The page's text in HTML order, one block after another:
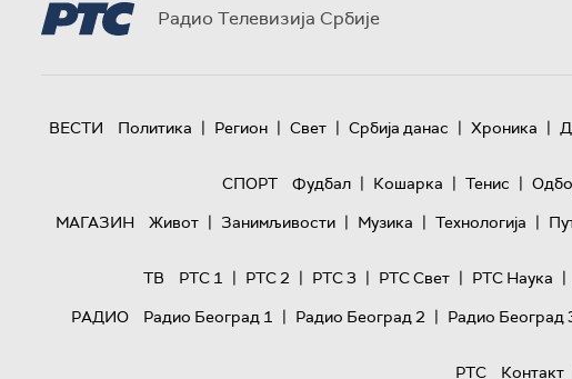
Радио Телевизија Србије
ВЕСТИ Политика | Регион | Свет | Србија данас | Хроника |
СПОРТ
Фудбал | Кошарка | Тенис |
МАГАЗИН
Живот | Занимљивости | Музика | Технологијa |
ТВ
РТС 1 | РТС 2 | РТС 3 | РТС Свет | РТС Наука |
РАДИО
Радио Београд 1 | Радио Београд 2 | Радио Београд
РТС
Контакт